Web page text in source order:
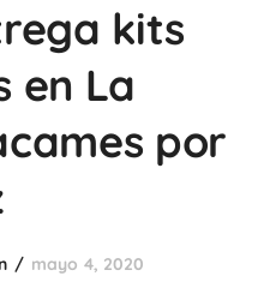
kits
en La
por
mayo 4, 2020